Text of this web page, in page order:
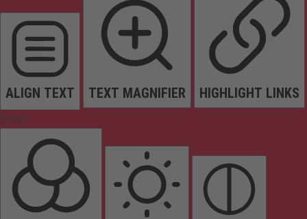
ALIGN TEXT TEXT MAGNIFIER HIGHLIGHT LINKS
Colors